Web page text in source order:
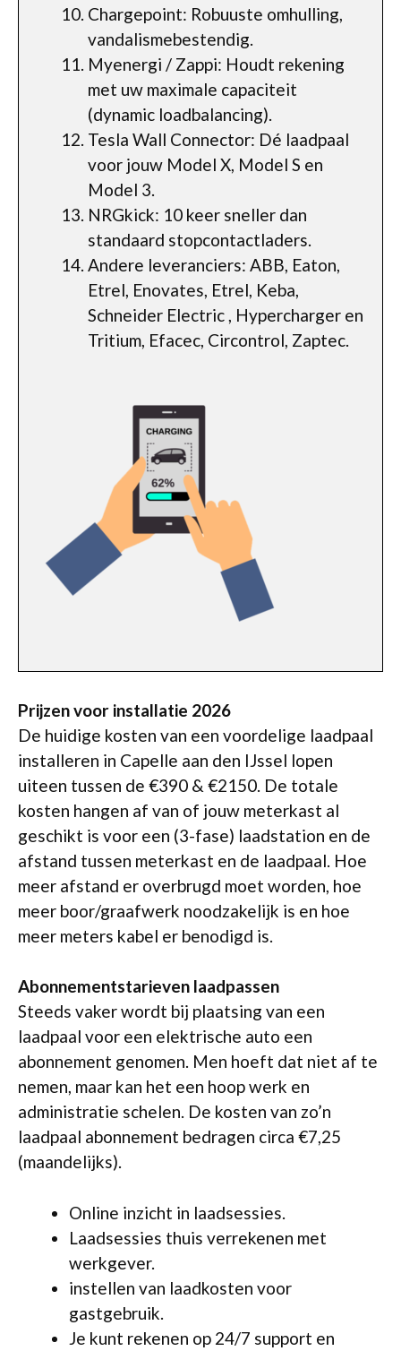
Chargepoint: Robuuste omhulling,
vandalismebestendig.
Myenergi / Zappi: Houdt rekening
met uw maximale capaciteit
(dynamic loadbalancing).
Tesla Wall Connector: Dé laadpaal
voor jouw Model X, Model S en
Model 3.
NRGkick: 10 keer sneller dan
standaard stopcontactladers.
Andere leveranciers: ABB, Eaton,
Etrel, Enovates, Etrel, Keba,
Schneider Electric , Hypercharger en
Tritium, Efacec, Circontrol, Zaptec.
Prijzen voor installatie 2026
De huidige kosten van een voordelige laadpaal
installeren in Capelle aan den IJssel lopen
uiteen tussen de €390 & €2150. De totale
kosten hangen af van of jouw meterkast al
geschikt is voor een (3-fase) laadstation en de
afstand tussen meterkast en de laadpaal. Hoe
meer afstand er overbrugd moet worden, hoe
meer boor/graafwerk noodzakelijk is en hoe
meer meters kabel er benodigd is.
Abonnementstarieven laadpassen
Steeds vaker wordt bij plaatsing van een
laadpaal voor een elektrische auto een
abonnement genomen. Men hoeft dat niet af te
nemen, maar kan het een hoop werk en
administratie schelen. De kosten van zo’n
laadpaal abonnement bedragen circa €7,25
(maandelijks).
Online inzicht in laadsessies.
Laadsessies thuis verrekenen met
werkgever.
instellen van laadkosten voor
gastgebruik.
Je kunt rekenen op 24/7 support en